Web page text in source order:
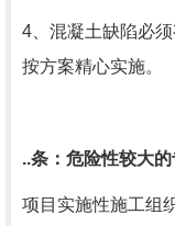
4、混凝土缺陷必
按方案精心实施。
..条：危险性较大
项目实施性施工组